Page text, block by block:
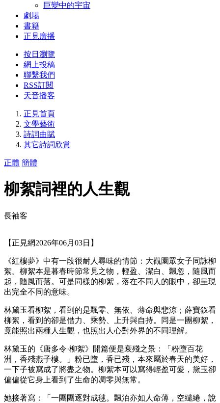
巨變中的宇宙
劇場
書籍
正見廣播
按日瀏覽
網上投稿
聯繫我們
RSS訂閱
天音播客
正見首頁
文學藝術
詩詞曲賦
其它詩詞欣賞
正體 簡體
柳絮詞裡的人生觀
長袖客
【正見網2026年06月03日】
《紅樓夢》中有一段很耐人尋味的情節：大觀園眾女子同詠柳
絮。柳絮本是暮春時節常見之物，輕盈、潔白、飄忽，隨風而
起，隨風而落。可是同樣的柳絮，落在不同人的眼中，卻呈現
出完全不同的意味。
林黛玉看柳絮，看到的是飄零、無依、薄命與悲涼；薛寶釵看
柳絮，看到的卻是借力、乘勢、上升與自持。同是一團柳絮，
竟能照出兩種人生觀，也照出人心對外界的不同理解。
林黛玉的《唐多令·柳絮》開篇便是衰殘之景：「粉墮百花
洲，香殘燕子樓。」粉已墮，香已殘，本來屬於春天的美好，
一下子被寫成了將盡之物。柳絮本可以寫得輕盈可愛，黛玉卻
偏偏從它身上看到了生命的凋零與無常。
她接著寫：「一團團逐對成毬。飄泊亦如人命薄，空繾綣，說